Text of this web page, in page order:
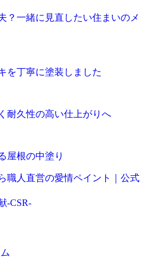
？一緒に見直したい住まいのメ
を丁寧に塗装しました
耐久性の高い仕上がりへ
屋根の中塗り
職人直営の愛情ペイント｜公式
-CSR-